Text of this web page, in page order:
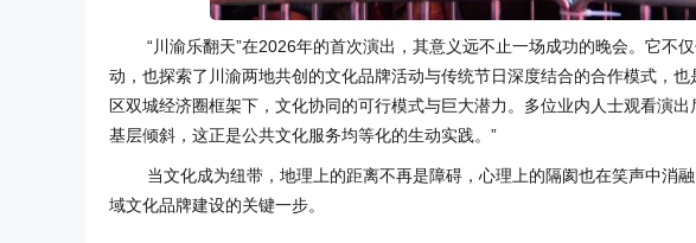
“川渝乐翻天”在2026年的首次演出，其意义远不止一场成功的晚会。它不
动，也探索了川渝两地共创的文化品牌活动与传统节日深度结合的合作模式，
区双城经济圈框架下，文化协同的可行模式与巨大潜力。多位业内人士观看演出
基层倾斜，这正是公共文化服务均等化的生动实践。”
当文化成为纽带，地理上的距离不再是障碍，心理上的隔阂也在笑声中消
域文化品牌建设的关键一步。